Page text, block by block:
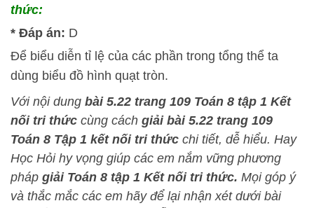
thức:
* Đáp án: D
Để biểu diễn tỉ lệ của các phần trong tổng thể ta
dùng biểu đồ hình quạt tròn.
Với nội dung bài 5.22 trang 109 Toán 8 tập 1 Kết
nối tri thức cùng cách giải bài 5.22 trang 109
Toán 8 Tập 1 kết nối tri thức chi tiết, dễ hiểu. Hay
Học Hỏihy vọng giúp các em nắm vững phương
pháp giải Toán 8 tập 1 Kết nối tri thức. Mọi góp ý
và thắc mắc các em hãy để lại nhận xét dưới bài